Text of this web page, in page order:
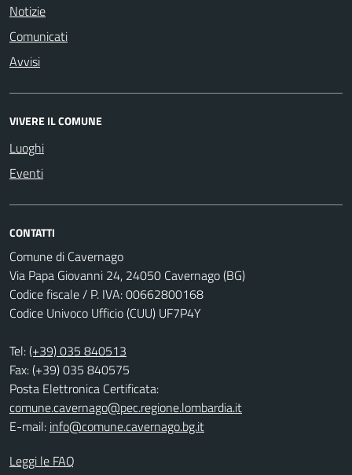
Notizie
Comunicati
Avvisi
VIVERE IL COMUNE
Luoghi
Eventi
CONTATTI
Comune di Cavernago
Via Papa Giovanni 24, 24050 Cavernago (BG)
Codice fiscale / P. IVA: 00662800168
Codice Univoco Ufficio (CUU) UF7P4Y
Tel:(+39) 035 840513
Fax: (+39) 035 840575
Posta Elettronica Certificata:
comune.cavernago@pec.regione.lombardia.it
E-mail: info@comune.cavernago.bg.it
Leggi le FAQ